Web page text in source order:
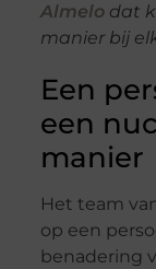
Almelodat
manier bij
Een
een
manier
Het team
op een
benadering